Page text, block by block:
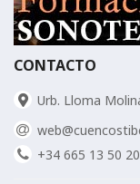
CONTACTO
Urb. Lloma
+34 665 13 50 20